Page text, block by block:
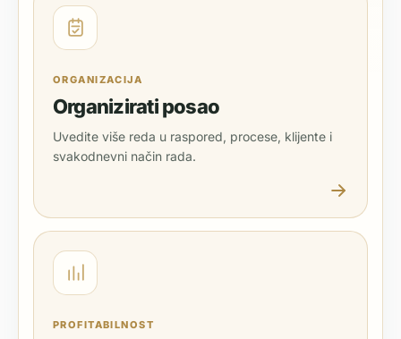
ORGANIZACIJA
Organizirati posao
Uvedite više reda u raspored, procese, klijente i
svakodnevni način rada.
PROFITABILNOST